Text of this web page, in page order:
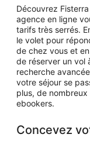
Découvrez
agence en ligne
tarifs très serrés.
le volet pour
de chez vous et
de réserver un vol
recherche
votre séjour se
plus, de
ebookers.
Concevez